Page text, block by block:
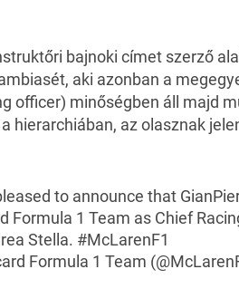
bajnoki címet szerző
aki azonban a
officer) minőségben áll majd
a hierarchiában, az olasznak
to announce that
Formula 1 Team as Chief
Stella. #McLarenF1
Formula 1 Team